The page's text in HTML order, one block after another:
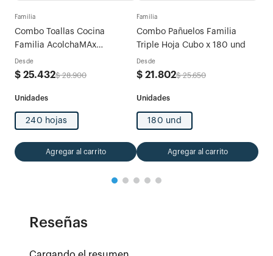
Familia
Combo Toallas Cocina
Familia AcolchaMAx
Megarollo Decoradas 2 rollos
x 120 hojas
Desde
$ 25.432$ 28.900
240 hojas
Agregar al carrito
Familia
Combo Pañuelos Familia
Triple Hoja Cubo x 180 und
Desde
$ 21 .802$ 25.650
180 und
Agregar al carrito
Reseñas